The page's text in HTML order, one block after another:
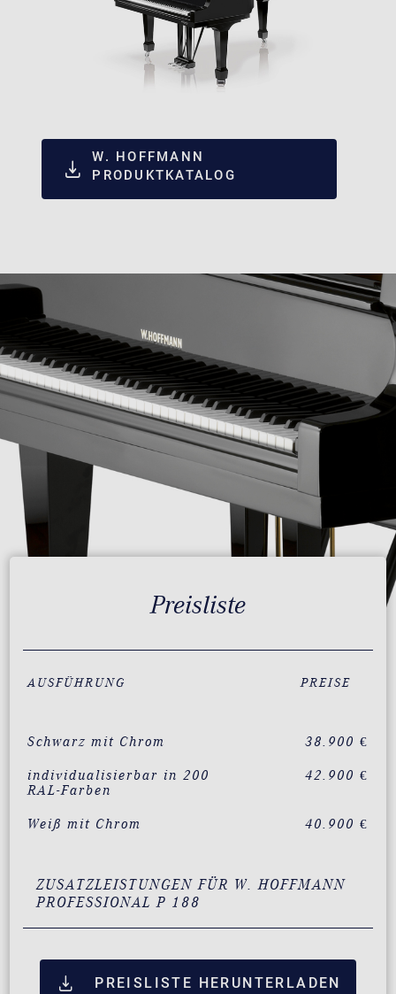
W. HOFFMANN
PRODUKTKATALOG
Preisliste
AUSFÜHRUNG PREISE
Schwarz mit Chrom 38.900 €
individualisierbar in 200
RAL-Farben
42.900 €
Weiß mit Chrom 40.900 €
ZUSATZLEISTUNGEN FÜR W. HOFFMANN
PROFESSIONAL P 188
PREISLISTE HERUNTERLADEN